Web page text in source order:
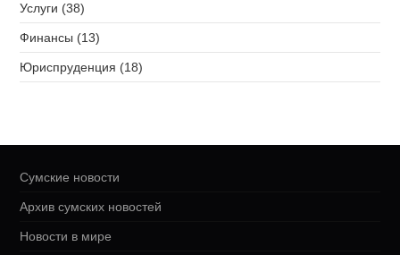
Услуги (38)
Финансы (13)
Юриспруденция (18)
Сумские новости
Архив сумских новостей
Новости в мире